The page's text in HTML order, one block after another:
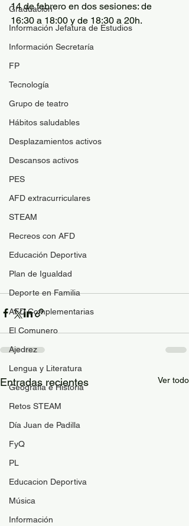
Graduación
Información Jefatura de Estudios
Información Secretaría
FP
Tecnología
Grupo de teatro
Hábitos saludables
Desplazamientos activos
Descansos activos
PES
AFD extracurriculares
STEAM
Recreos con AFD
Educación Deportiva
Plan de Igualdad
Deporte en Familia
AFD Complementarias
El Comunero
Ajedrez
Lengua y Literatura
Geografía e Historia
Retos STEAM
Día Juan de Padilla
FyQ
PL
Educacion Deportiva
Música
Información
14 de febrero en dos sesiones: de
16:30 a 18:00 y de 18:30 a 20h.
Entradas recientes Ver todo